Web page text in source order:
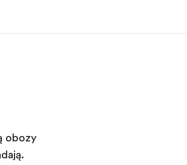
obozy